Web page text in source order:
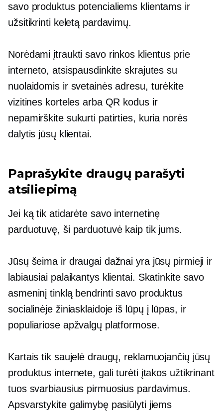
savo produktus potencialiems klientams ir
užsitikrinti keletą pardavimų.
Norėdami įtraukti savo rinkos klientus prie
interneto, atsispausdinkite skrajutes su
nuolaidomis ir svetainės adresu, turėkite
vizitines korteles arba QR kodus ir
nepamirškite sukurti patirties, kuria norės
dalytis jūsų klientai.
Paprašykite draugų parašyti
atsiliepimą
Jei ką tik atidarėte savo internetinę
parduotuvę, ši parduotuvė kaip tik jums.
Jūsų šeima ir draugai dažnai yra jūsų pirmieji ir
labiausiai palaikantys klientai. Skatinkite savo
asmeninį tinklą bendrinti savo produktus
socialinėje žiniasklaidoje iš lūpų į lūpas, ir
populiariose apžvalgų platformose.
Kartais tik saujelė draugų, reklamuojančių jūsų
produktus internete, gali turėti įtakos užtikrinant
tuos svarbiausius pirmuosius pardavimus.
Apsvarstykite galimybę pasiūlyti jiems